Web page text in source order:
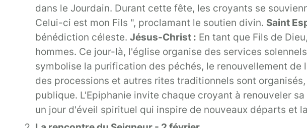
dans le Jourdain. Durant cette fête, les croyants se
Celui-ci est mon Fils ", proclamant le soutien divin. Saint
bénédiction céleste. Jésus-Christ : En tant que Fils de
hommes. Ce jour-là, l'église organise des services
symbolise la purification des péchés, le renouvellement
des processions et autres rites traditionnels sont
publique. L'Epiphanie invite chaque croyant à renouveler
un jour d'éveil spirituel qui inspire de nouveaux départs et